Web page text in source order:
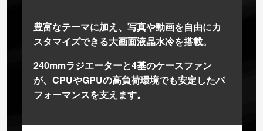
豊富なテーマに加え、写真や動画を自由にカ
スタマイズできる大画面液晶水冷を搭載。
240mmラジエーターと4基のケースファン
が、CPUやGPUの高負荷環境でも安定したパ
フォーマンスを支えます。